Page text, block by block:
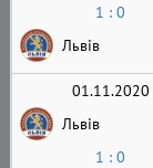
1 : 0
Львів
01.11.2020
Львів
1 : 0